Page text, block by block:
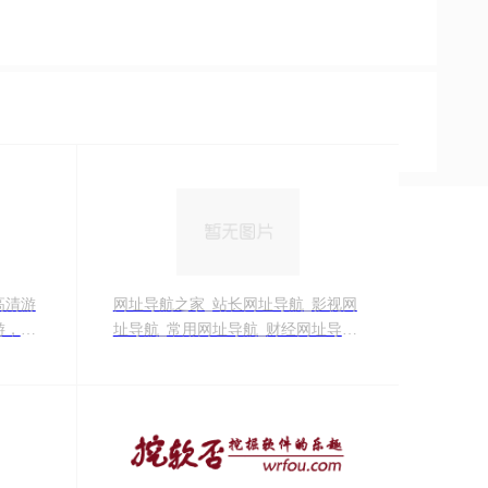
清游
，尽
网址导航之家_站长网址导航_影视网
址导航_常用网址导航_财经网址导航